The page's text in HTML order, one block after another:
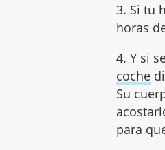
3. Si tu
horas
4. Y si
coche
Su
para